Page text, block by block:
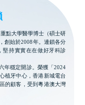
點大學醫學博士（碩士研
創始於2008年。連鎖各分
堅持實實在在做好牙科診
年穩定開診。榮獲「2024
植牙中心，香港新城電台
的顧客，受到粵港澳大灣